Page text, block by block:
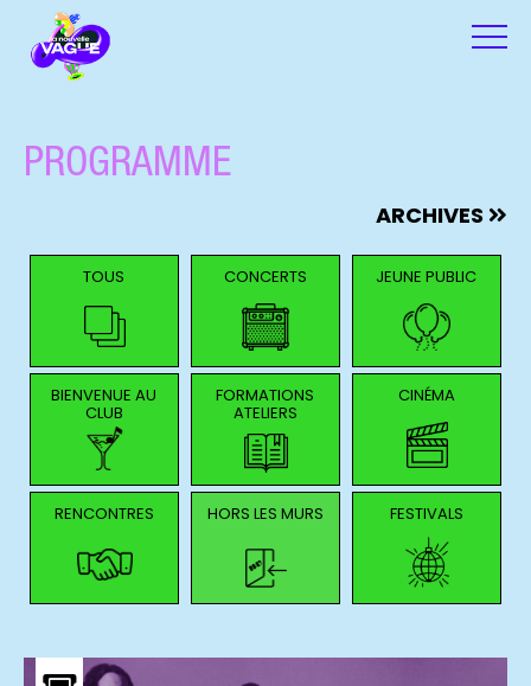
PROGRAMME
ARCHIVES
TOUS CONCERTS JEUNE PUBLIC
BIENVENUE AU
CLUB
FORMATIONS
ATELIERS
CINÉMA
RENCONTRES HORS LES MURS FESTIVALS